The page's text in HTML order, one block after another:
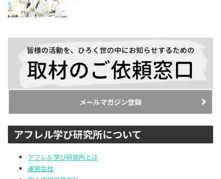
メールマガジン登録
アフレル学び研究所について
アフレル学び研究所とは
運営会社